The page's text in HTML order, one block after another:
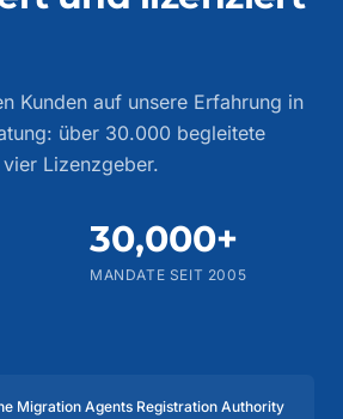
Kunden auf unsere Erfahrung in
über 30.000 begleitete
Lizenzgeber.
30,000+
MANDATE SEIT 2005
Migration Agents Registration Authority